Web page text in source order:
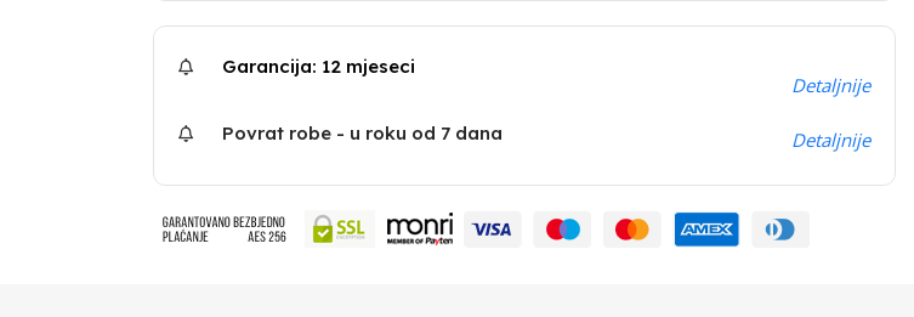
Garancija: 12 mjeseci
Detaljnije
Povrat robe - u roku od 7 dana Detaljnije